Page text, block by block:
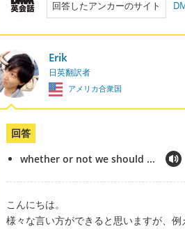
回答したアンカーのサイト
Erik
日英翻訳者
アメリカ合衆国
回答
whether or not we should ...
こんにちは。
様々な言い方ができると思いますが、